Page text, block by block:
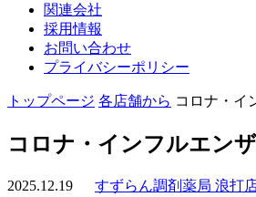
関連会社
採用情報
お問い合わせ
プライバシーポリシー
トップページ 各店舗から コロナ・イ
コロナ・インフルエン
2025.12.19 すずらん調剤薬局 浪打